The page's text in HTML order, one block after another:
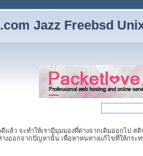
Jazz Freebsd
ล้ว จะทำให้เรามีมุมมองที่ต่างจากเดิมออกไป ส
งออกจากปัญหานั้น เพื่อหาหนทางแก้ไขที่ให้กระ